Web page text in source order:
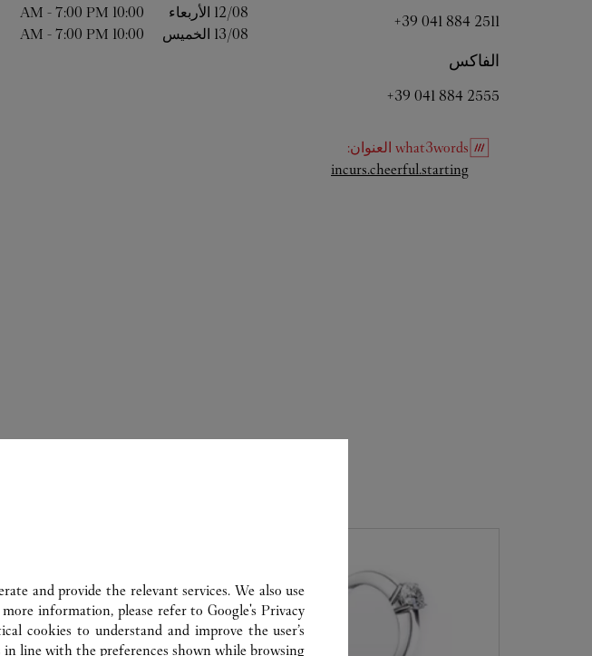
+39 041 884 2511
الفاكس
+39 041 884 2555
12/08 الأربعاء 10:00 AM
- 7:00 PM
13/08 الخميس 10:00 AM
- 7:00 PM
what3words العنوان:
incurs.cheerful.starting
Link Opens in New Tab
and provide the relevant services. We also use
more information, please refer toGoogle's Privacy
cookies to understand and improve the user’s
line with the preferences shown while browsing.